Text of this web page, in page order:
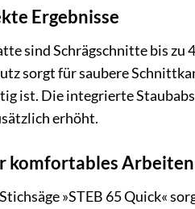
Ergebnisse
sind Schrägschnitte bis zu
sorgt für saubere
ist. Die integrierte
erhöht.
komfortables Arbeiten
»STEB 65 Quick«